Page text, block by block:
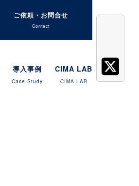
ご依頼・お問合せ
Contact
導入事例
Case Study
CIMA LAB
CIMA LAB